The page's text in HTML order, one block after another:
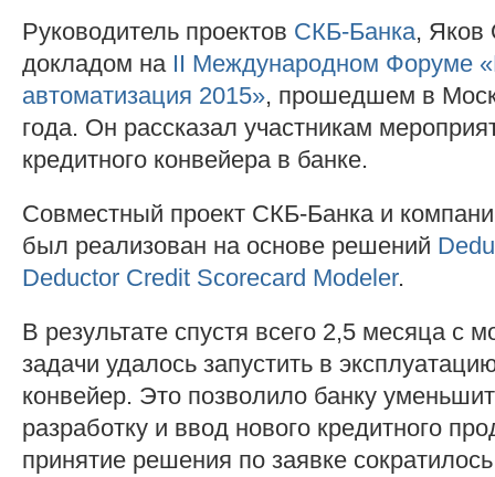
Руководитель проектов СКБ-Банка, Яков
докладом на II Международном Форуме
автоматизация 2015», прошедшем в
года. Он рассказал участникам
кредитного конвейера в банке.
Совместный проект СКБ-Банка и
был реализован на основе решений
Deductor Credit Scorecard Modeler.
В результате спустя всего 2,5 месяца с
задачи удалось запустить в
конвейер. Это позволило банку
разработку и ввод нового кредитного
принятие решения по заявке